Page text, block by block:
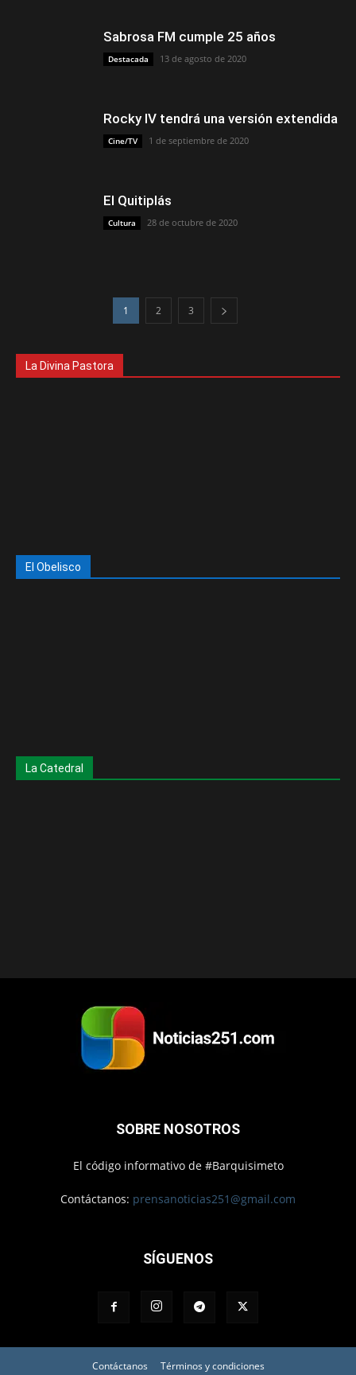
Sabrosa FM cumple 25 años
Destacada 13 de agosto de 2020
Rocky IV tendrá una versión extendida
Cine/TV 1 de septiembre de 2020
El Quitiplás
Cultura 28 de octubre de 2020
1 2 3
La Divina Pastora
El Obelisco
La Catedral
SOBRE NOSOTROS
El código informativo de #Barquisimeto
Contáctanos: prensanoticias251@gmail.com
SÍGUENOS
Contáctanos Términos y condiciones